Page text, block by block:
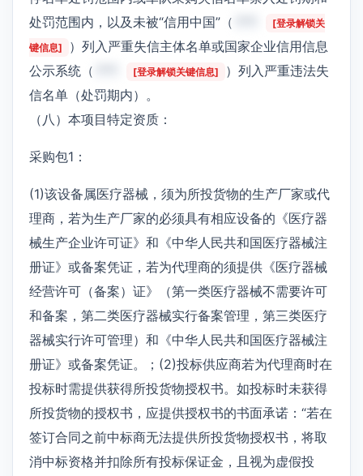
处罚范围内，以及未被“信用中国”（
[登录解锁关
键信息]
）列入严重失信主体名单或国家企业信用信息
公示系统（
[登录解锁关键信息]
）列入严重违法失
信名单（处罚期内）。
（八）本项目特定资质：
采购包1：
(1)该设备属医疗器械，须为所投货物的生产厂家或代
理商，若为生产厂家的必须具有相应设备的《医疗器
械生产企业许可证》和《中华人民共和国医疗器械注
册证》或备案凭证，若为代理商的须提供《医疗器械
经营许可（备案）证》（第一类医疗器械不需要许可
和备案，第二类医疗器械实行备案管理，第三类医疗
器械实行许可管理）和《中华人民共和国医疗器械注
册证》或备案凭证。；(2)投标供应商若为代理商时在
投标时需提供获得所投货物授权书。如投标时未获得
所投货物的授权书，应提供授权书的书面承诺：“若在
签订合同之前中标商无法提供所投货物授权书，将取
消中标资格并扣除所有投标保证金，且视为虚假投